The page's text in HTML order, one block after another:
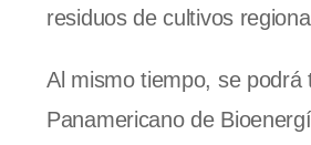
residuos de cultivos
Al mismo tiempo, se podrá
Panamericano de